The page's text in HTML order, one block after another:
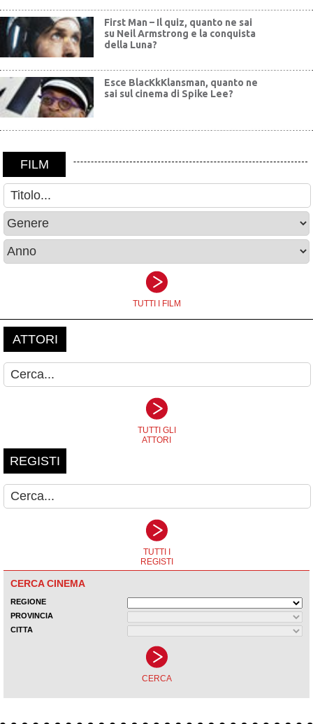
First Man – Il quiz, quanto ne sai
su Neil Armstrong e la conquista
della Luna?
Esce BlacKkKlansman, quanto ne
sai sul cinema di Spike Lee?